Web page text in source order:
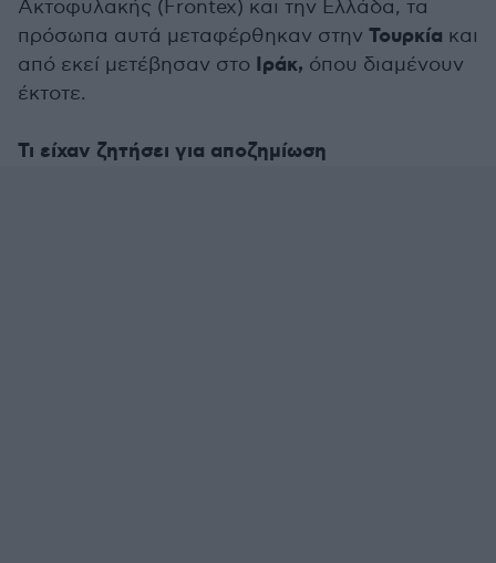
Ακτοφυλακής (Frontex) και την Ελλάδα, τα
πρόσωπα αυτά μεταφέρθηκαν στην Τουρκία και
από εκεί μετέβησαν στο Ιράκ, όπου διαμένουν
έκτοτε.
Τι είχαν ζητήσει για αποζημίωση